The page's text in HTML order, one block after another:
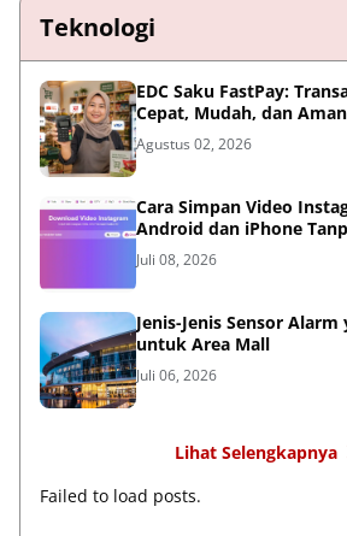
Teknologi
EDC Saku FastPay:
Cepat, Mudah, dan
Agustus 02, 2026
Cara Simpan Video
Android dan iPhone
Juli 08, 2026
Jenis-Jenis Sensor
untuk Area Mall
Juli 06, 2026
Lihat Selengkapnya
Failed to load posts.